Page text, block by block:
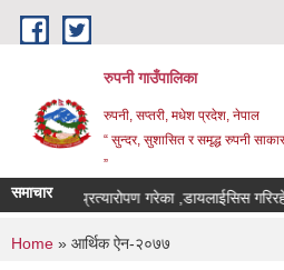
Skip to main content
रुपनी गाउँपालिका
रुपनी, सप्तरी, मधेश प्रदेश, नेपाल
“ सुन्दर, सुशासित र समृद्ध रुपनी
”
समाचारमृगौला प्रत्यारोपण गरेका ,डायलाईसिस
You are here
Home » आर्थिक ऐन-२०७७